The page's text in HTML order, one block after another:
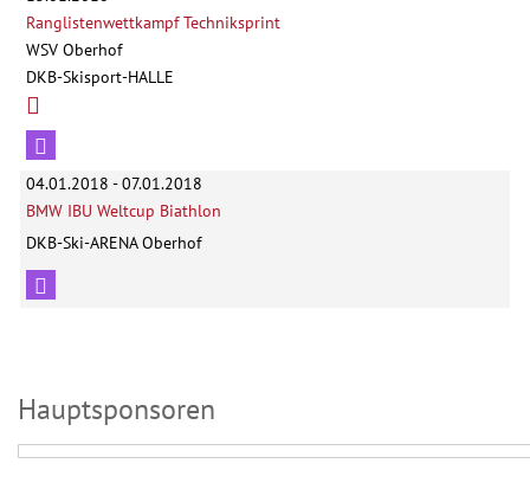
Ranglistenwettkampf Techniksprint
WSV Oberhof
DKB-Skisport-HALLE
04.01.2018 - 07.01.2018
BMW IBU Weltcup Biathlon
DKB-Ski-ARENA Oberhof
Hauptsponsoren